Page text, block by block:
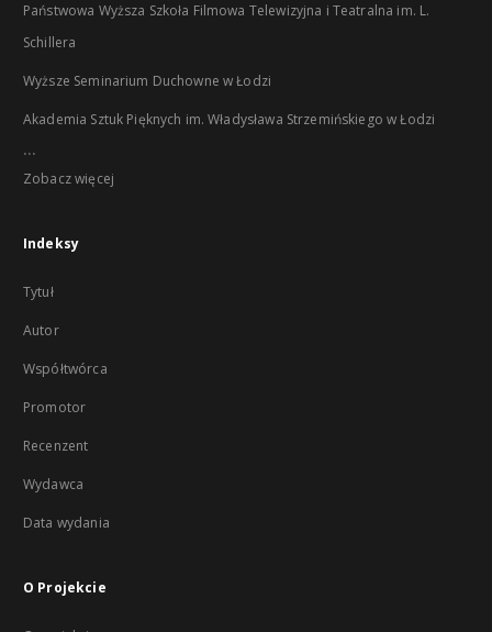
Państwowa Wyższa Szkoła Filmowa Telewizyjna i Teatralna im. L.
Schillera
Wyższe Seminarium Duchowne w Łodzi
Akademia Sztuk Pięknych im. Władysława Strzemińskiego w Łodzi
...
Zobacz więcej
Indeksy
Tytuł
Autor
Współtwórca
Promotor
Recenzent
Wydawca
Data wydania
O Projekcie